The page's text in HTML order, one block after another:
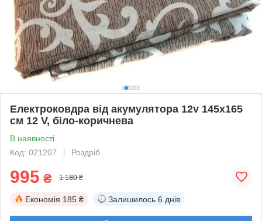
Електроковдра від акумулятора 12v 145х165
см 12 V, біло-коричнева
В наявності
Код: 021207
Роздріб
995 ₴ 1 180 ₴
Економія 185 ₴ Залишилось 6 днів